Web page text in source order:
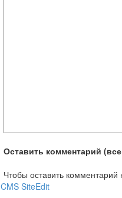
Оставить комментарий
Чтобы оставить комментарий
CMS SiteEdit